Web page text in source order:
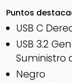
Puntos
USB C
USB 3.2
Suministro
Negro